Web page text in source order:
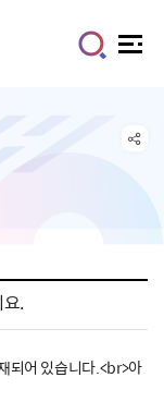
.
되어 있습니다.<br>아